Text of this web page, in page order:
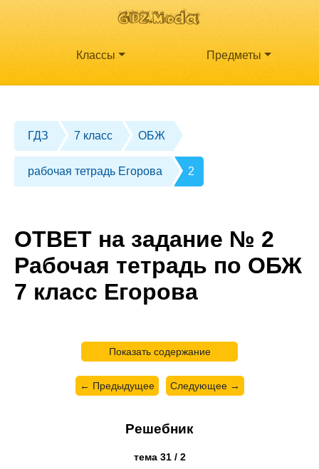
Классы Предметы
ГДЗ 7 класс ОБЖ
рабочая тетрадь Егорова 2
ОТВЕТ на задание № 2
Рабочая тетрадь по ОБЖ
7 класс Егорова
Показать содержание
← Предыдущее Следующее →
Решебник
тема 31 / 2